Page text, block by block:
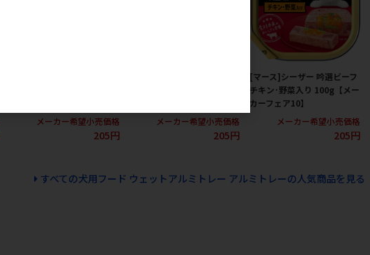
メーカー希望小売価格
205円
メーカー希望小売価格
205円
[マース]シーザー 吟選ビーフ
チキン･野菜入り 100g【メー
カーフェア10】
メーカー希望小売価格
205円
すべての犬用フード ウェットアルミトレー アルミトレーの人気商品を見る